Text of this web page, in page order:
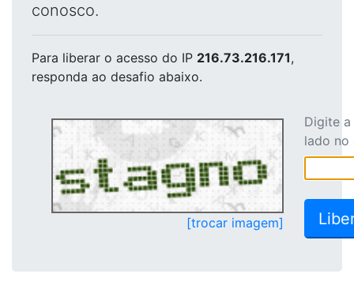
conosco.
Para liberar o acesso do IP 216.73.216.171,
responda ao desafio abaixo.
[trocar imagem]
Digite
lado no